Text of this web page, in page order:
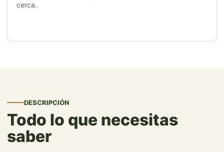
cerca.
DESCRIPCIÓN
Todo lo que necesitas
saber